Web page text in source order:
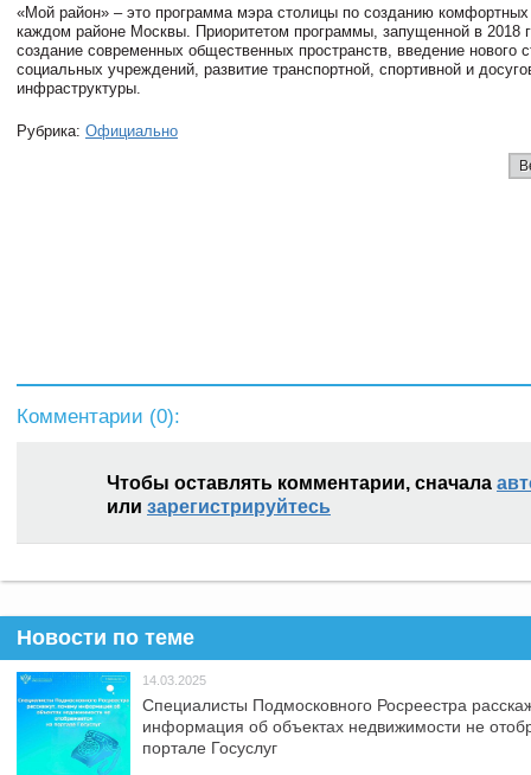
«Мой район» – это программа мэра столицы по созданию
каждом районе Москвы. Приоритетом программы, запущенной в 2018
создание современных общественных пространств, введение нового
социальных учреждений, развитие транспортной, спортивной и
инфраструктуры.
Рубрика: Официально
Комментарии (0):
Чтобы оставлять комментарии, сначала
или зарегистрируйтесь
Новости по теме
14.03.2025
Специалисты Подмосковного Росреестра
информация об объектах недвижимости не
портале Госуслуг